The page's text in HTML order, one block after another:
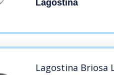
con Apertura
Lagostina
Lagostina Briosa